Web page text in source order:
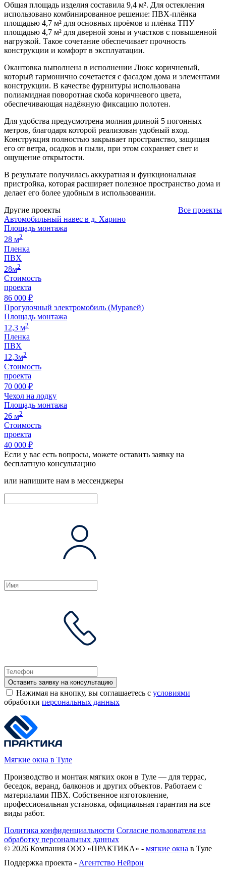
Общая площадь изделия составила 9,4 м². Для остекления
использовано комбинированное решение: ПВХ-плёнка
площадью 4,7 м² для основных проёмов и плёнка ТПУ
площадью 4,7 м² для дверной зоны и участков с повышенной
нагрузкой. Такое сочетание обеспечивает прочность
конструкции и комфорт в эксплуатации.
Окантовка выполнена в исполнении Люкс коричневый,
который гармонично сочетается с фасадом дома и элементами
конструкции. В качестве фурнитуры использована
полиамидная поворотная скоба коричневого цвета,
обеспечивающая надёжную фиксацию полотен.
Для удобства предусмотрена молния длиной 5 погонных
метров, благодаря которой реализован удобный вход.
Конструкция полностью закрывает пространство, защищая
его от ветра, осадков и пыли, при этом сохраняет свет и
ощущение открытости.
В результате получилась аккуратная и функциональная
пристройка, которая расширяет полезное пространство дома и
делает его более удобным в использовании.
Другие проекты
Все проекты
Автомобильный навес в д. Харино
Площадь монтажа
28 м2
Пленка
ПВХ
28м2
Стоимость
проекта
86 000 ₽
Прогулочный электромобиль (Муравей)
Площадь монтажа
12,3 м2
Пленка
ПВХ
12,3м2
Стоимость
проекта
70 000 ₽
Чехол на лодку
Площадь монтажа
26 м2
Стоимость
проекта
40 000 ₽
Если у вас есть вопросы, можете оставить заявку на
бесплатную консультацию
или напишите нам в мессенджеры
Оставить заявку на консультацию
Нажимая на кнопку, вы соглашаетесь с условиями
обработки персональных данных
Мягкие окна в Туле
Производство и монтаж мягких окон в Туле — для террас,
беседок, веранд, балконов и других объектов. Работаем с
материалами ПВХ. Собственное изготовление,
профессиональная установка, официальная гарантия на все
виды работ.
Политика конфиденциальности Согласие пользователя на
обработку персональных данных
© 2026 Компания ООО «ПРАКТИКА» - мягкие окна в Туле
Поддержка проекта - Агентство Нейрон